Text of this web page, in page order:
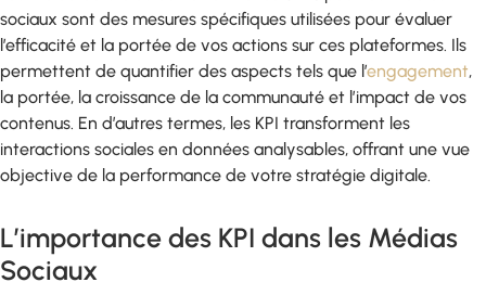
sociaux sont des mesures spécifiques utilisées pour évaluer
l’efficacité et la portée de vos actions sur ces plateformes. Ils
permettent de quantifier des aspects tels que l’engagement,
la portée, la croissance de la communauté et l’impact de vos
contenus. En d’autres termes, les KPI transforment les
interactions sociales en données analysables, offrant une vue
objective de la performance de votre stratégie digitale.
L’importance des KPI dans les Médias
Sociaux